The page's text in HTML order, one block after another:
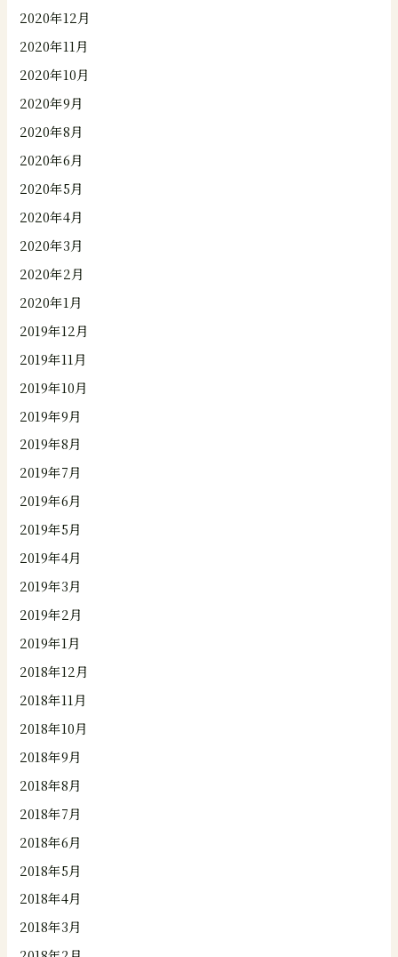
2020年12月
2020年11月
2020年10月
2020年9月
2020年8月
2020年6月
2020年5月
2020年4月
2020年3月
2020年2月
2020年1月
2019年12月
2019年11月
2019年10月
2019年9月
2019年8月
2019年7月
2019年6月
2019年5月
2019年4月
2019年3月
2019年2月
2019年1月
2018年12月
2018年11月
2018年10月
2018年9月
2018年8月
2018年7月
2018年6月
2018年5月
2018年4月
2018年3月